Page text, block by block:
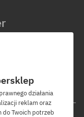
na całe zamówienie!
działania
reklam oraz
do Twoich potrzeb